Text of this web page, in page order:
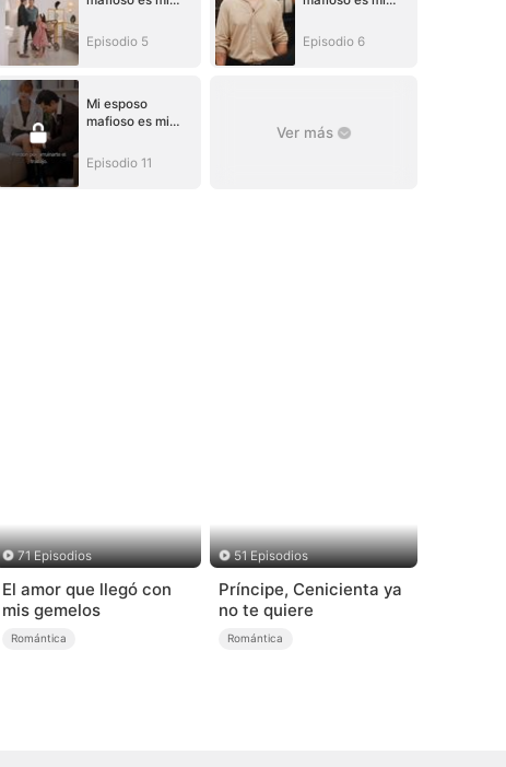
Episodio 5
Episodio 6
Mi esposo
mafioso es mi
Episodio 11
Ver más
71 Episodios
El amor que llegó con
mis gemelos
Romántica
51 Episodios
Príncipe, Cenicienta ya
no te quiere
Romántica